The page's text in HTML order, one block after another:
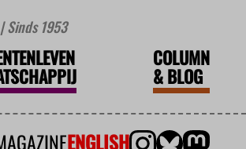
Sinds 1953
COLUMN
&BLOG
ENGLISH